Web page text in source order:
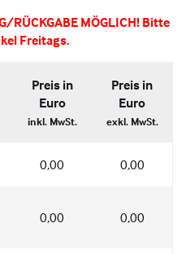
RÜCKGABE MÖGLICH! Bitte
Freitags.
Preis in
Euro
inkl. MwSt.
Preis in
Euro
exkl. MwSt.
0,00 0,00
0,00 0,00